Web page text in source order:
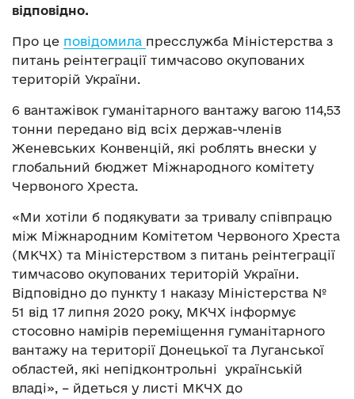
відповідно.
Про це повідомила пресслужба Міністерства з
питань реінтеграції тимчасово окупованих
територій України.
6 вантажівок гуманітарного вантажу вагою 114,53
тонни передано від всіх держав-членів
Женевських Конвенцій, які роблять внески у
глобальний бюджет Міжнародного комітету
Червоного Хреста.
«Ми хотіли б подякувати за тривалу співпрацю
між Міжнародним Комітетом Червоного Хреста
(МКЧХ) та Міністерством з питань реінтеграції
тимчасово окупованих територій України.
Відповідно до пункту 1 наказу Міністерства №
51 від 17 липня 2020 року, МКЧХ інформує
стосовно намірів переміщення гуманітарного
вантажу на території Донецької та Луганської
областей, які непідконтрольні українській
владі», – йдеться у листі МКЧХ до